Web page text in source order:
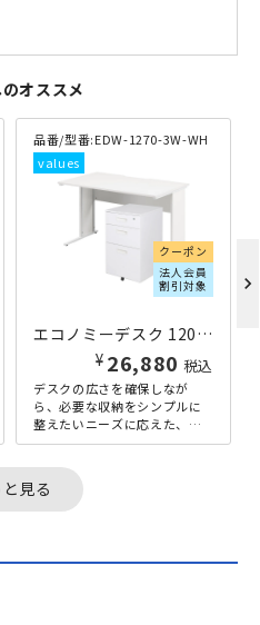
オススメ
品番/型番:EDW-1270-3W-WH
クーポン
法人会員
割引対象
エコノミーデスク 1200 ワゴン付きセット ホワイト
¥ 26,880 税込
デスクの広さを確保しなが
ら、必要な収納をシンプルに
整えたいニーズに応えた、デ
スクとワゴンを組み合わせた2
オフィ...
chevron_right
見る